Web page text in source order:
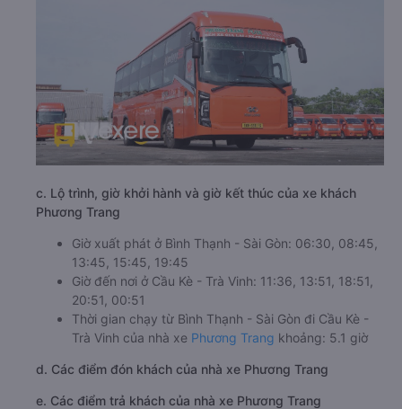
c. Lộ trình, giờ khởi hành và giờ kết thúc của xe khách
Phương Trang
Giờ xuất phát ở Bình Thạnh - Sài Gòn: 06:30, 08:45,
13:45, 15:45, 19:45
Giờ đến nơi ở Cầu Kè - Trà Vinh: 11:36, 13:51, 18:51,
20:51, 00:51
Thời gian chạy từ Bình Thạnh - Sài Gòn đi Cầu Kè -
Trà Vinh của nhà xe Phương Trang khoảng: 5.1 giờ
d. Các điểm đón khách của nhà xe Phương Trang
e. Các điểm trả khách của nhà xe Phương Trang